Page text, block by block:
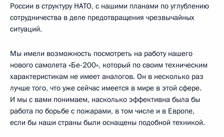
России в структуру НАТО, с нашими планами по углублению
сотрудничества в деле предотвращения чрезвычайных
ситуаций.
Мы имели возможность посмотреть на работу нашего
нового самолета «Бе-200», который по своим техническим
характеристикам не имеет аналогов. Он в несколько раз
лучше того, что уже сейчас имеется в мире в этой сфере.
И мы с вами понимаем, насколько эффективна была бы
работа по борьбе с пожарами, в том числе и в Европе,
если бы наши страны были оснащены подобной техникой.